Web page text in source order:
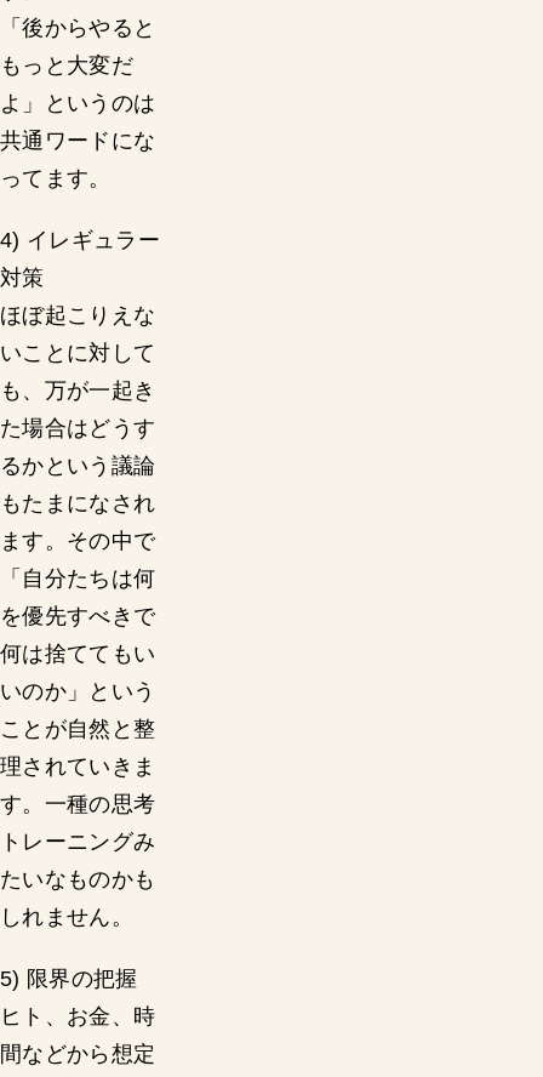
「後からやると
もっと大変だ
よ」というのは
共通ワードにな
ってます。
4) イレギュラー
対策
ほぼ起こりえな
いことに対して
も、万が一起き
た場合はどうす
るかという議論
もたまになされ
ます。その中で
「自分たちは何
を優先すべきで
何は捨ててもい
いのか」という
ことが自然と整
理されていきま
す。一種の思考
トレーニングみ
たいなものかも
しれません。
5) 限界の把握
ヒト、お金、時
間などから想定